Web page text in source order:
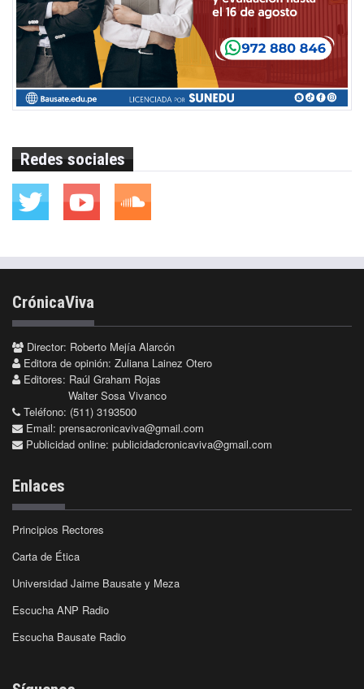
Redes sociales
CrónicaViva
Director: Roberto Mejía Alarcón
Editora de opinión: Zuliana Lainez Otero
Editores: Raúl Graham Rojas
Walter Sosa Vivanco
Teléfono: (511) 3193500
Email: prensacronicaviva@gmail.com
Publicidad online: publicidadcronicaviva@gmail.com
Enlaces
Principios Rectores
Carta de Ética
Universidad Jaime Bausate y Meza
Escucha ANP Radio
Escucha Bausate Radio